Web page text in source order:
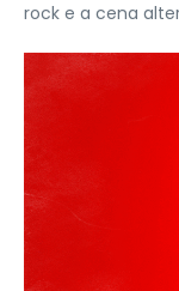
rock e a cena